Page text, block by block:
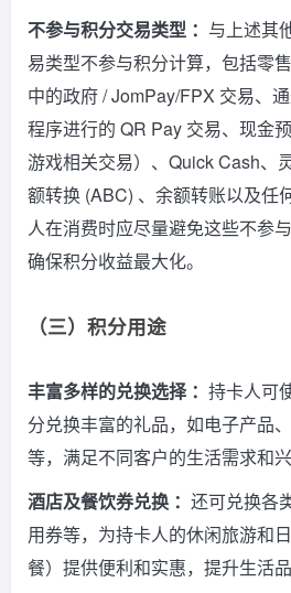
不参与积分交易类型 ： 与上述其
易类型不参与积分计算，包括零
中的政府 / JomPay/FPX 交易、
程序进行的 QR Pay 交易、现金
游戏相关交易）、Quick Cash、
额转换 (ABC) 、余额转账以及任
人在消费时应尽量避免这些不参
确保积分收益最大化。
（三）积分用途
丰富多样的兑换选择 ： 持卡人可
分兑换丰富的礼品，如电子产品
等，满足不同客户的生活需求和兴
酒店及餐饮券兑换 ： 还可兑换各
用券等，为持卡人的休闲旅游和
餐）提供便利和实惠，提升生活品